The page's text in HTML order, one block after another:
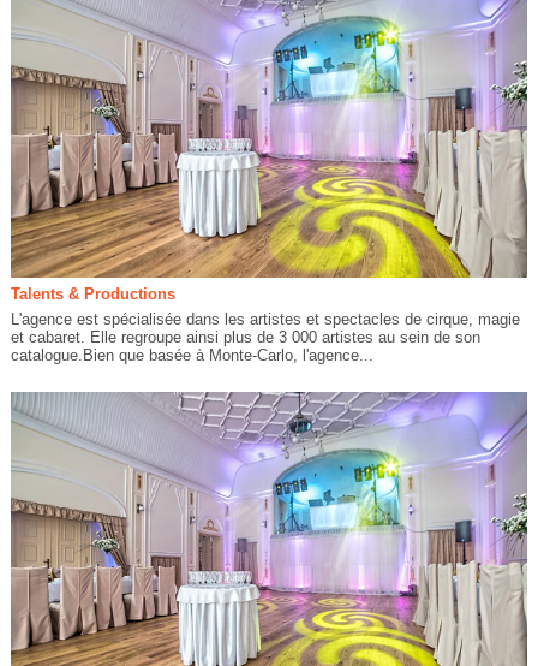
Talents & Productions
L'agence est spécialisée dans les artistes et spectacles de cirque, magie
et cabaret. Elle regroupe ainsi plus de 3 000 artistes au sein de son
catalogue.Bien que basée à Monte-Carlo, l'agence...